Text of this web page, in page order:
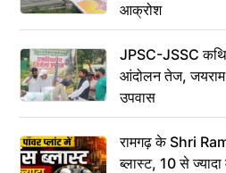
आक्रोश
JPSC-JSSC
आंदोलन तेज, जयराम
उपवास
रामगढ़ के Shri
ब्लास्ट, 10 से